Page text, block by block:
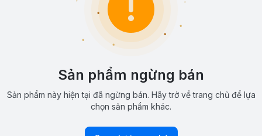
Sản phẩm ngừng bán
Sản phẩm này hiện tại đã ngừng bán. Hãy trở về trang chủ để lựa
chọn sản phẩm khác.